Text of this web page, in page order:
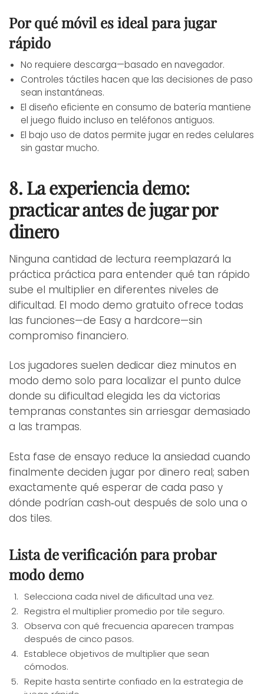
Por qué móvil es ideal para jugar
rápido
No requiere descarga—basado en navegador.
Controles táctiles hacen que las decisiones de paso
sean instantáneas.
El diseño eficiente en consumo de batería mantiene
el juego fluido incluso en teléfonos antiguos.
El bajo uso de datos permite jugar en redes celulares
sin gastar mucho.
8. La experiencia demo:
practicar antes de jugar por
dinero
Ninguna cantidad de lectura reemplazará la
práctica práctica para entender qué tan rápido
sube el multiplier en diferentes niveles de
dificultad. El modo demo gratuito ofrece todas
las funciones—de Easy a hardcore—sin
compromiso financiero.
Los jugadores suelen dedicar diez minutos en
modo demo solo para localizar el punto dulce
donde su dificultad elegida les da victorias
tempranas constantes sin arriesgar demasiado
a las trampas.
Esta fase de ensayo reduce la ansiedad cuando
finalmente deciden jugar por dinero real; saben
exactamente qué esperar de cada paso y
dónde podrían cash‑out después de solo una o
dos tiles.
Lista de verificación para probar
modo demo
Selecciona cada nivel de dificultad una vez.
Registra el multiplier promedio por tile seguro.
Observa con qué frecuencia aparecen trampas
después de cinco pasos.
Establece objetivos de multiplier que sean
cómodos.
Repite hasta sentirte confiado en la estrategia de